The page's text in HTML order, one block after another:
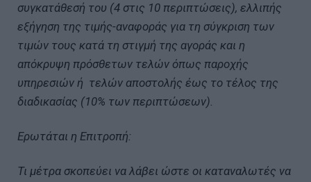
συγκατάθεσή του (4 στις 10 περιπτώσεις), ελλιπής
εξήγηση της τιμής-αναφοράς για τη σύγκριση των
τιμών τους κατά τη στιγμή της αγοράς και η
απόκρυψη πρόσθετων τελών όπως παροχής
υπηρεσιών ή τελών αποστολής έως το τέλος της
διαδικασίας (10% των περιπτώσεων).
Ερωτάται η Επιτροπή:
Τι μέτρα σκοπεύει να λάβει ώστε οι καταναλωτές να